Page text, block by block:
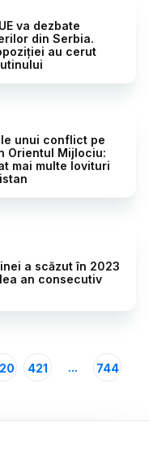
va dezbate
din Serbia.
au cerut
unui conflict pe
Orientul Mijlociu:
mai multe lovituri
a scăzut în 2023
an consecutiv
421 ... 744